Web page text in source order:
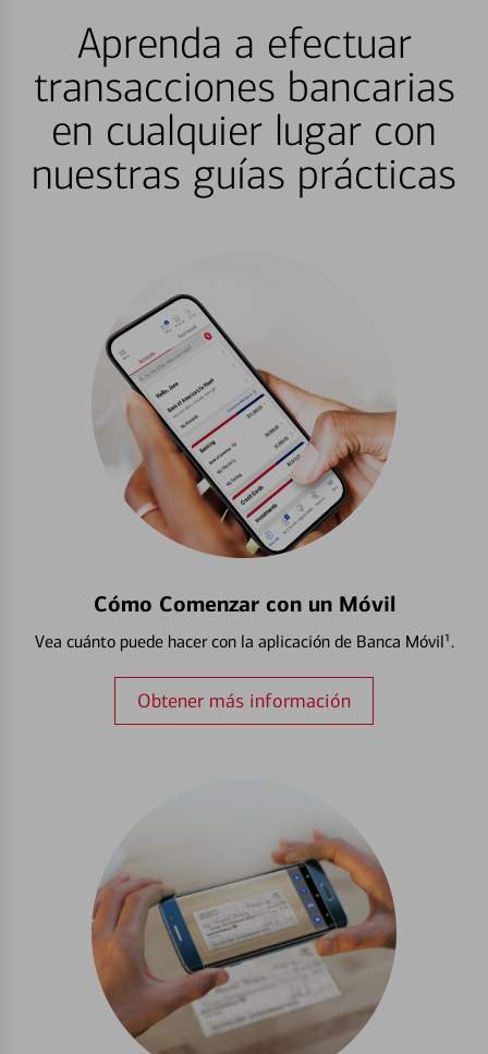
Aprenda a efectuar
transacciones bancarias
en cualquier lugar con
nuestras guías prácticas
Cómo Comenzar con un Móvil
Vea cuánto puede hacer con la aplicación de Banca Móvil¹.
Obtener más información